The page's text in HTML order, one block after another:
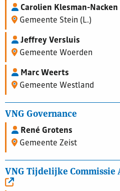
Carolien Klesman-Nacken
Gemeente Stein (L.)
Jeffrey Versluis
Gemeente Woerden
Marc Weerts
Gemeente Westland
VNG Governance
René Grotens
Gemeente Zeist
VNG Tijdelijke Commissie